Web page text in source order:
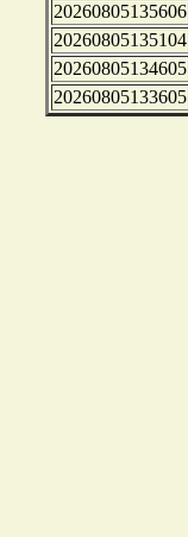
20260805135606
20260805135104
20260805134605
20260805133605